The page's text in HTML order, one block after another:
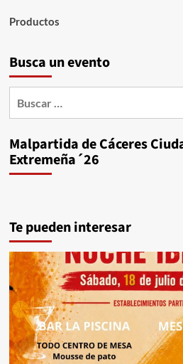
Productos
Busca un evento
Malpartida de Cáceres
Extremeña´26
Te pueden interesar